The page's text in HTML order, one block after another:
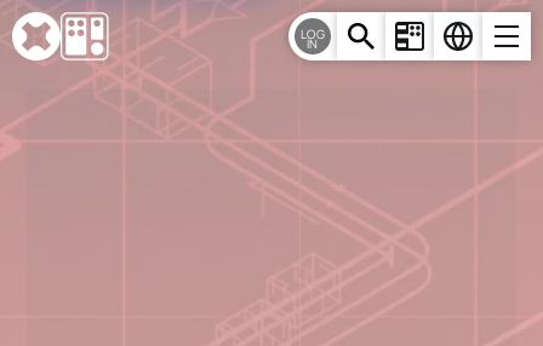
Cookie-Einstellungen
LOG
IN